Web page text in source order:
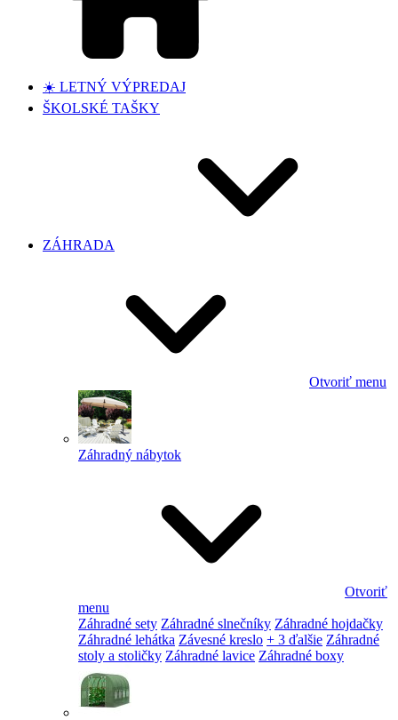
☀️ LETNÝ VÝPREDAJ
ŠKOLSKÉ TAŠKY
ZÁHRADA
Otvoriť menu
Záhradný nábytok
Otvoriť
menu
Záhradné sety Záhradné slnečníky Záhradné hojdačky
Záhradné lehátka Závesné kreslo + 3 ďalšie Záhradné
stoly a stoličky Záhradné lavice Záhradné boxy